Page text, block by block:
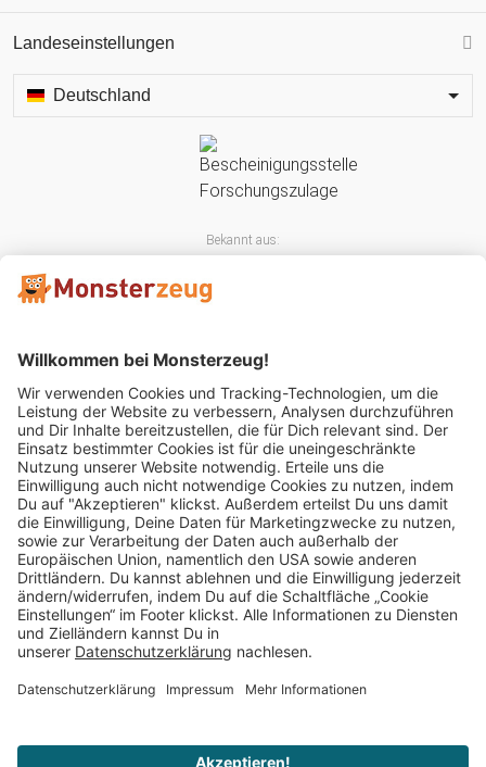
Landeseinstellungen
Deutschland
Bekannt aus:
Mitglied im:
Impressum AGB Widerrufsbelehrung